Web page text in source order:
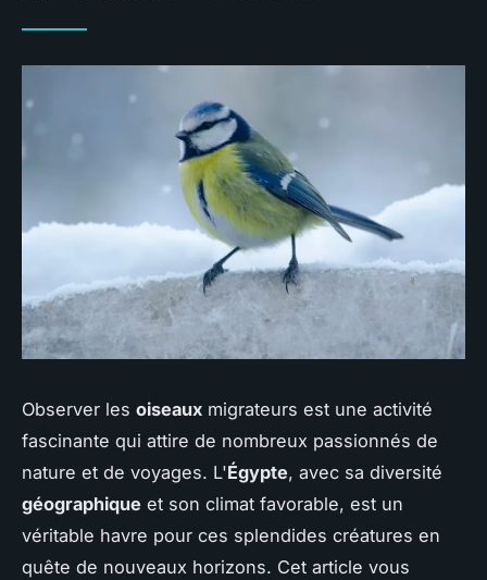
Observer les oiseaux migrateurs est une activité
fascinante qui attire de nombreux passionnés de
nature et de voyages. L'Égypte, avec sa diversité
géographique et son climat favorable, est un
véritable havre pour ces splendides créatures en
quête de nouveaux horizons. Cet article vous